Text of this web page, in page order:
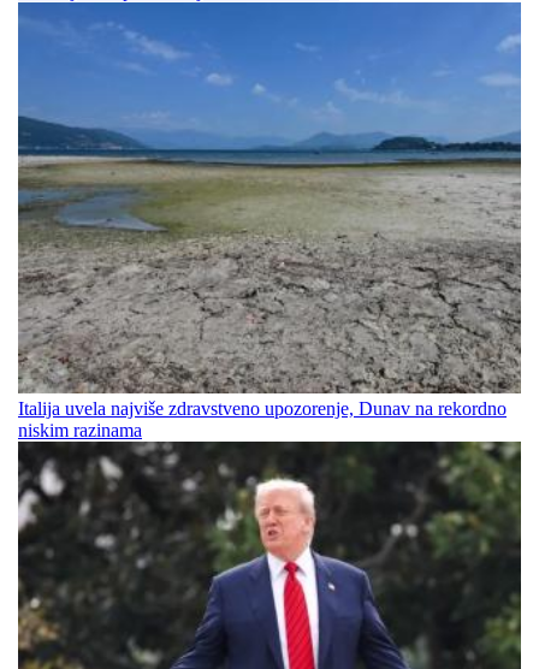
Italija uvela najviše zdravstveno upozorenje, Dunav na rekordno
niskim razinama